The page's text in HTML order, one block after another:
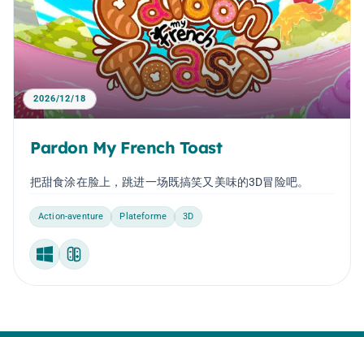
2026/12/18
Pardon My French Toast
把甜食涂在脸上，跳进一场既搞笑又美味的3D冒险吧。
Action-aventure Plateforme 3D
WindowsNintendo Switch